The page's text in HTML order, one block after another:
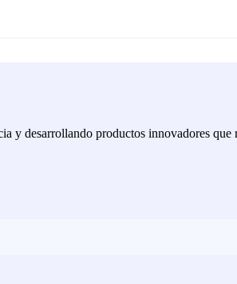
y desarrollando productos innovadores que